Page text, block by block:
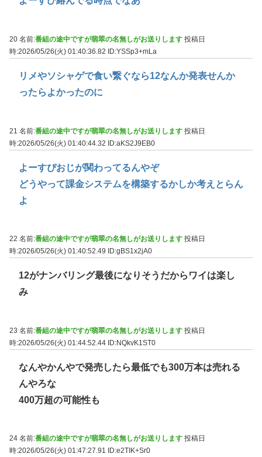
20 名前:番組の途中ですが翡翠の名無しがお送りします 投稿日
時:2026/05/26(火) 01:40:36.82
ID:YSSp3+mLa
リメやソシャゲで食い繋ぐなら12なんか発表せんか
ったらよかったのに
21 名前:番組の途中ですが翡翠の名無しがお送りします 投稿日
時:2026/05/26(火) 01:40:44.32 ID:aKS2J9EB0
よーすぴおじが関わってるんやぞ
どうやって課金システムを構築するかしか考えとらん
よ
22 名前:番組の途中ですが翡翠の名無しがお送りします 投稿日
時:2026/05/26(火) 01:40:52.49
ID:gBS1x2jA0
12がナンバリング最後になりそうだからワイは楽し
み
23 名前:番組の途中ですが翡翠の名無しがお送りします 投稿日
時:2026/05/26(火) 01:44:52.44 ID:NQkvK1ST0
なんやかんやで発売したら最低でも300万本は売れる
んやろな
400万超の可能性も
24 名前:番組の途中ですが翡翠の名無しがお送りします 投稿日
時:2026/05/26(火) 01:47:27.91
ID:e2TIK+Sr0